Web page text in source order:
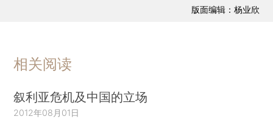
版面编辑：杨业欣
相关阅读
叙利亚危机及中国的立场
2012年08月01日